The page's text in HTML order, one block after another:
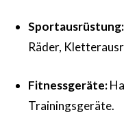
Sportausrüstung:
Räder,
Fitnessgeräte:
Trainingsgeräte.